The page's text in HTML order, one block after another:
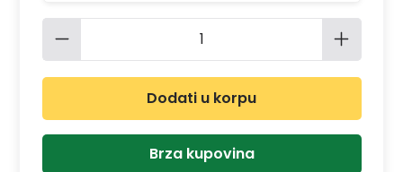
Količina proizvoda: Unesite
Dodati u korpu
Brza kupovina